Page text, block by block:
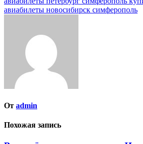
по
авиабилеты новосибирск симферополь
От admin
Похожая запись